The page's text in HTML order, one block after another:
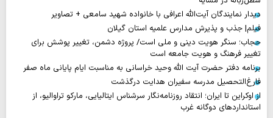
دیدار نمایندگان آیت‌الله اعرافی با خانواده شهید سامعی + تصاویر
فیلم| جذب و پذیرش مدارس علمیه استان گیلان
حجاب؛ سنگر هویت دینی و ملی است/ پروژه دشمن، تغییر پوشش برای
تغییر فرهنگ و هویت جامعه است
برنامه دفتر حضرت آیت الله وحید خراسانی به مناسبت ایام پایانی ماه صفر
فارغ‌التحصیل مدرسه سفیران هدایت درگذشت
از اوکراین تا ایران؛ انتقاد روزنامه‌نگار سرشناس ایتالیایی، مارکو تراوالیو، از
استانداردهای دوگانه غرب